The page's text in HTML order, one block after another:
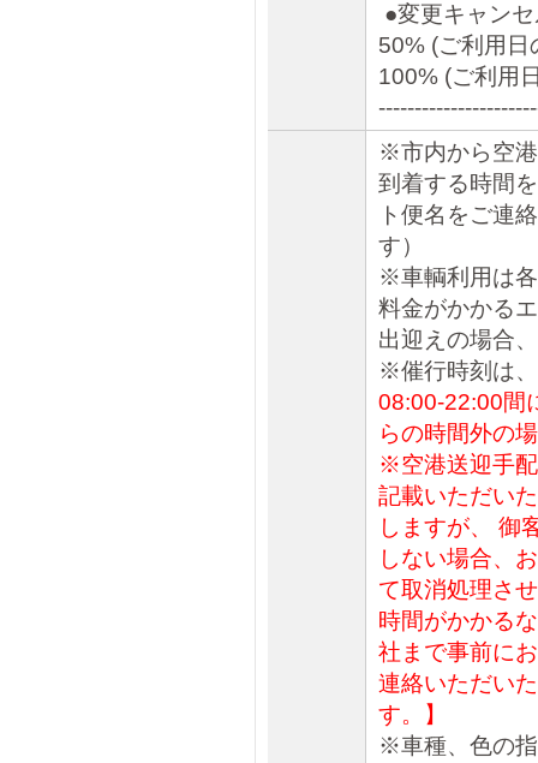
●変更キャン
50% (ご利用
100% (ご利用
※市内から空
到着する時間
ト便名をご連
す）
※車輌利用は
料金がかかる
出迎えの場合
※催行時刻は
08:00-22:00間
らの時間外の
※空港送迎手
記載いただい
しますが、 御
しない場合、
て取消処理さ
時間がかかる
社まで事前に
連絡いただい
す。】
※車種、色の